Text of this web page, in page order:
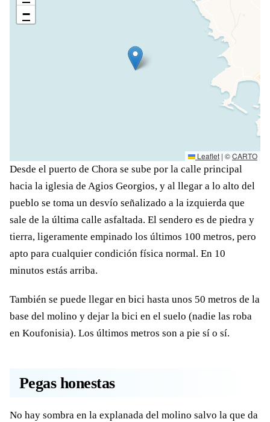
−
Leaflet | ©CARTO
Desde el puerto de Chora se sube por la calle principal
hacia la iglesia de Agios Georgios, y al llegar a lo alto del
pueblo se toma un desvío señalizado a la izquierda que
sale de la última calle asfaltada. El sendero es de piedra y
tierra, ligeramente empinado los últimos 100 metros, pero
apto para cualquier condición física normal. En 10
minutos estás arriba.
También se puede llegar en bici hasta unos 50 metros de la
base del molino y dejar la bici en el suelo (nadie las roba
en Koufonisia). Los últimos metros son a pie sí o sí.
Pegas honestas
No hay sombra en la explanada del molino salvo la que da